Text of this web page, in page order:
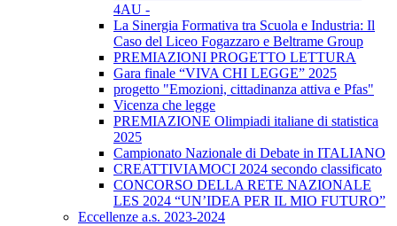
4AU -
La Sinergia Formativa tra Scuola e Industria: Il
Caso del Liceo Fogazzaro e Beltrame Group
PREMIAZIONI PROGETTO LETTURA
Gara finale “VIVA CHI LEGGE” 2025
progetto "Emozioni, cittadinanza attiva e Pfas"
Vicenza che legge
PREMIAZIONE Olimpiadi italiane di statistica
2025
Campionato Nazionale di Debate in ITALIANO
CREATTIVIAMOCI 2024 secondo classificato
CONCORSO DELLA RETE NAZIONALE
LES 2024 “UN’IDEA PER IL MIO FUTURO”
Eccellenze a.s. 2023-2024